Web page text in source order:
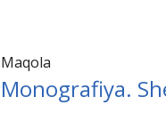
Maqola
Monografiya.